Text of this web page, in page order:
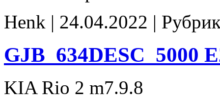
01
E2
Henk | 24.04.2022 |
GJB_634DESC_5000
KIA Rio 2 m7.9.8